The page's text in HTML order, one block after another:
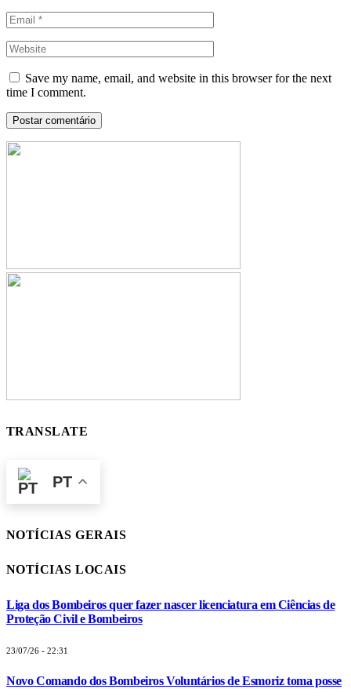
Save my name, email, and website in this browser for the next
time I comment.
TRANSLATE
PT
NOTÍCIAS GERAIS
NOTÍCIAS LOCAIS
Liga dos Bombeiros quer fazer nascer licenciatura em Ciências de
Proteção Civil e Bombeiros
23/07/26 - 22:31
Novo Comando dos Bombeiros Voluntários de Esmoriz toma posse